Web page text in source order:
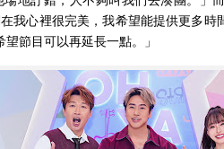
我心裡很完美，我希望能提供更多時
節目可以再延長一點。」